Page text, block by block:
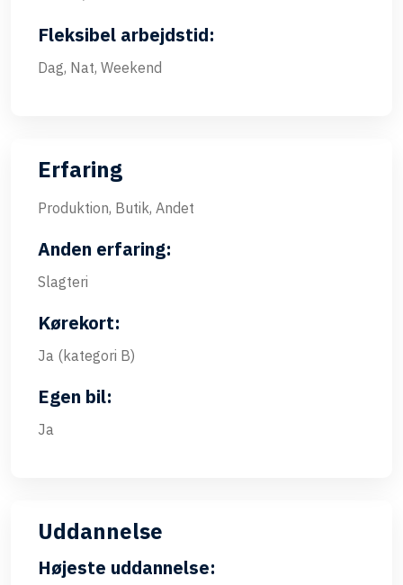
Fleksibel arbejdstid:
Dag, Nat, Weekend
Erfaring
Produktion, Butik, Andet
Anden erfaring:
Slagteri
Kørekort:
Ja (kategori B)
Egen bil:
Ja
Uddannelse
Højeste uddannelse: